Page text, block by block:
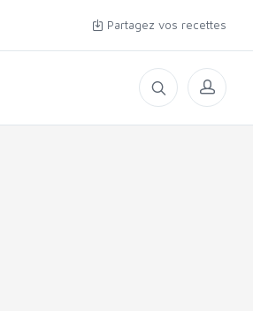
Partagez vos recettes